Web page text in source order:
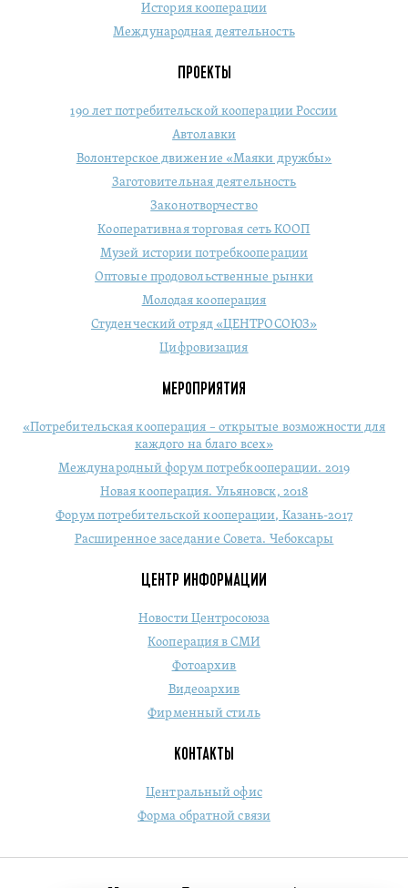
История кооперации
Международная деятельность
ПРОЕКТЫ
190 лет потребительской кооперации России
Автолавки
Волонтерское движение «Маяки дружбы»
Заготовительная деятельность
Законотворчество
Кооперативная торговая сеть КООП
Музей истории потребкооперации
Оптовые продовольственные рынки
Молодая кооперация
Студенческий отряд «ЦЕНТРОСОЮЗ»
Цифровизация
МЕРОПРИЯТИЯ
«Потребительская кооперация – открытые возможности для
каждого на благо всех»
Международный форум потребкооперации. 2019
Новая кооперация. Ульяновск, 2018
Форум потребительской кооперации, Казань-2017
Расширенное заседание Совета. Чебоксары
ЦЕНТР ИНФОРМАЦИИ
Новости Центросоюза
Кооперация в СМИ
Фотоархив
Видеоархив
Фирменный стиль
КОНТАКТЫ
Центральный офис
Форма обратной связи